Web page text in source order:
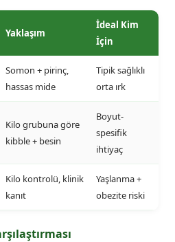
Yaklaşım
İdeal Kim
İçin
Somon + pirinç,
hassas mide
Tipik sağlıklı
orta ırk
Kilo grubuna göre
kibble + besin
Boyut-
spesifik
ihtiyaç
Kilo kontrolü, klinik
kanıt
Yaşlanma +
obezite riski